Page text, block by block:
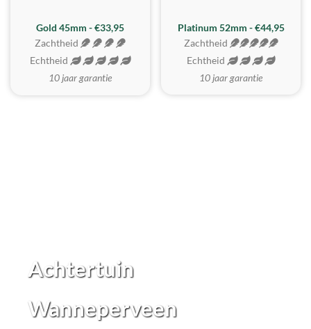
REALISTISCH
Gold 45mm - €33,95
Zachtheid
Echtheid
10 jaar garantie
ZACHTSTE
Platinum 52mm - €44,95
Zachtheid
Echtheid
10 jaar garantie
Achtertuin
Wanneperveen